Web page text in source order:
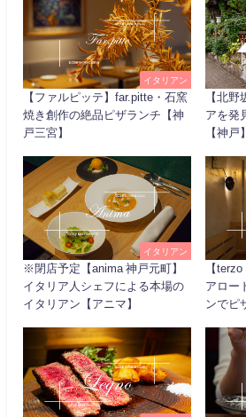
イタリアン
【ファルピッテ】far.pitte・石窯
焼き創作の絶品ピザランチ【神
戸三宮】
【北
アを発
【神戸】
イタリアン
※閉店予定【anima 神戸元町】
イタリア人シェフによる本場の
イタリアン【アニマ】
【
アロー
ンでピ